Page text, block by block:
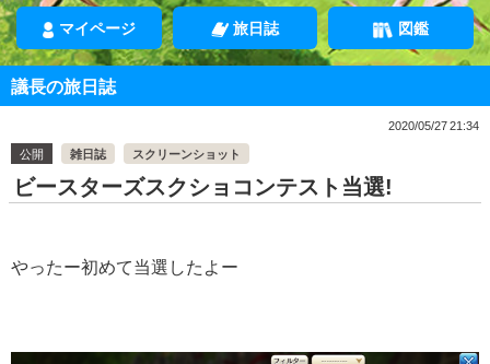
マイページ 旅日誌 図鑑
議長の旅日誌
2020/05/27 21:34
公開
雑日誌 スクリーンショット
ビースターズスクショコンテスト当選!
やったー初めて当選したよー